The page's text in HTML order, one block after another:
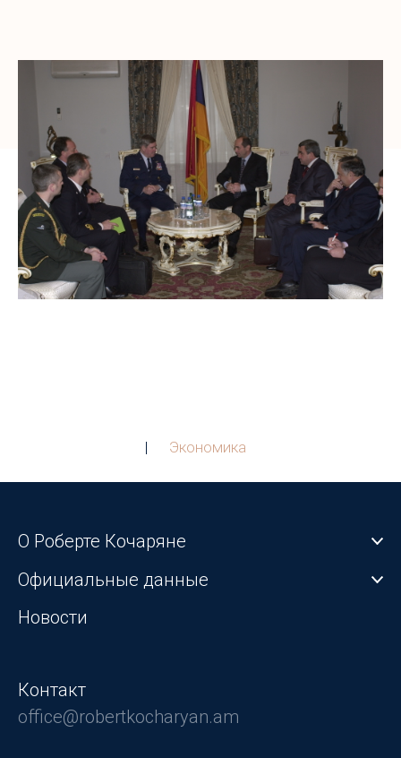
| Экономика
О Роберте Кочаряне
Официальные данные
Новости
Контакт
office@robertkocharyan.am